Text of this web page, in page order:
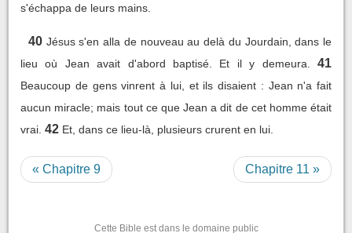
s'échappa de leurs mains.
40 Jésus s'en alla de nouveau au delà du Jourdain, dans le
lieu où Jean avait d'abord baptisé. Et il y demeura.
41
Beaucoup de gens vinrent à lui, et ils disaient : Jean n'a fait
aucun miracle; mais tout ce que Jean a dit de cet homme était
vrai. 42 Et, dans ce lieu-là, plusieurs crurent en lui.
« Chapitre 9 Chapitre 11 »
Cette Bible est dans le domaine public